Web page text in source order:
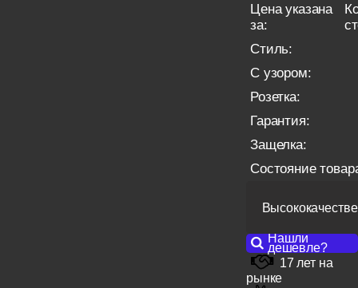
Цена указана
за:
Стиль:
С узором:
Розетка:
Гарантия:
Защелка:
Состояние
Нашли
дешевле?
17 лет на
рынке